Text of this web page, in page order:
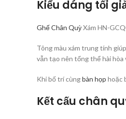
Kiểu dáng tối
Ghế Chân QuỳXám HN-
Tông màu xám trung tính
vẫn tạo nên tổng thể hài hòa
Khi bố trí cùngbàn họp hoặc
Kết cấu chân